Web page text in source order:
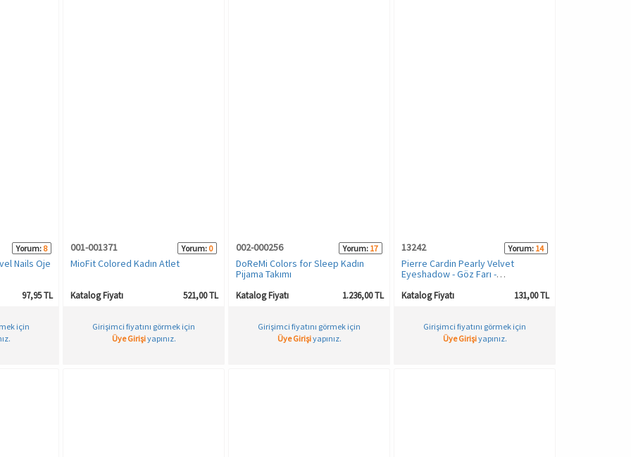
Yorum: 8
Nails Oje
97,95 TL
için
001-001371 Yorum: 0
MioFit Colored Kadın Atlet
Katalog Fiyatı 521,00 TL
Girişimci fiyatını görmek için
Üye Girişiyapınız.
002-000256 Yorum: 17
DoReMi Colors for Sleep Kadın
Pijama Takımı
Katalog Fiyatı 1.236,00 TL
Girişimci fiyatını görmek için
Üye Girişiyapınız.
13242 Yorum: 14
Pierre Cardin Pearly Velvet
Eyeshadow - Göz Farı -
Katalog Fiyatı 131,00 TL
Girişimci fiyatını görmek için
Üye Girişiyapınız.